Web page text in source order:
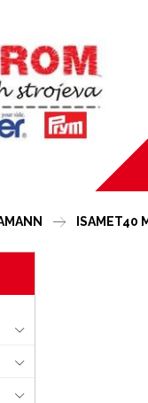
ISAMET40